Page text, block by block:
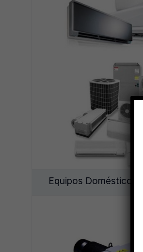
Equipos Domésticos